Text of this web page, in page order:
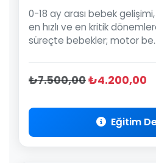
0-18 ay arası bebek
en hızlı ve en kritik
süreçte bebekler; motor
₺7.500,00₺4.200,00
Eğitim